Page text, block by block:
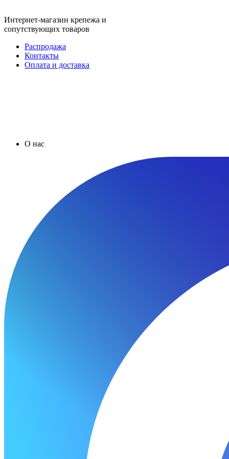
Интернет-магазин крепежа и
сопутствующих товаров
Распродажа
Контакты
Оплата и доставка
О нас